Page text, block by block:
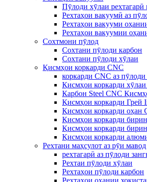
Пӯлоди хӯлаи рехтагарӣ
Рехтаҳои вакуумӣ аз
Рехтаҳои вакууми
Рехтаҳои вакуумии
Сохтмони пӯлод
Сохтани пӯлоди карбон
Сохтани пӯлоди хӯлаи
Қисмҳои коркарди CNC
коркарди CNC аз пӯлоди
Қисмҳои коркарди
Карбон Steel CNC
Қисмҳои коркарди Грей
Қисмҳои коркарди оҳан
Қисмҳои коркарди
Қисмҳои коркарди
Қисмҳои коркарди
Рехтани маҳсулот аз рӯи мавод
рехтагарӣ аз пӯлоди
Рехтаи пӯлоди хӯлаи
Рехтаҳои пӯлоди карбон
Рехтаҳои оҳании